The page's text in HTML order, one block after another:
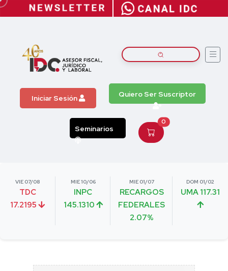
Iniciar Sesión Quiero Ser Suscriptor
Seminarios
0
VIE 07/08
TDC
17.2195
MIE 10/06
INPC
145.1310
MIE 01/07
RECARGOS
FEDERALES
2.07%
DOM 01/02
UMA 117.31